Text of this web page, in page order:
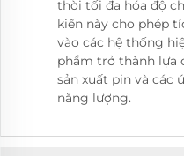
thời tối đa hóa độ
kiến này cho phép
vào các hệ thống
phẩm trở thành lựa
sản xuất pin và các
năng lượng.